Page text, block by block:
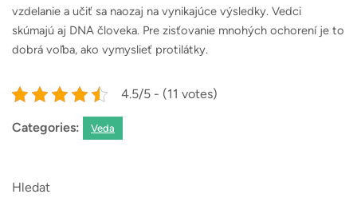
vzdelanie a učiť sa naozaj na vynikajúce výsledky. Vedci
skúmajú aj DNA človeka. Pre zisťovanie mnohých ochorení je to
dobrá voľba, ako vymyslieť protilátky.
4.5/5 - (11 votes)
Categories: Veda
Hledat